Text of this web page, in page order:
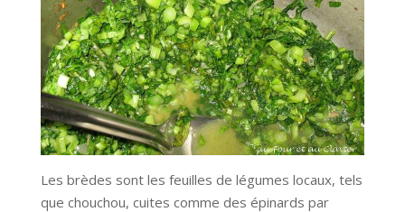
Les brèdes sont les feuilles de légumes locaux, tels
que chouchou, cuites comme des épinards par